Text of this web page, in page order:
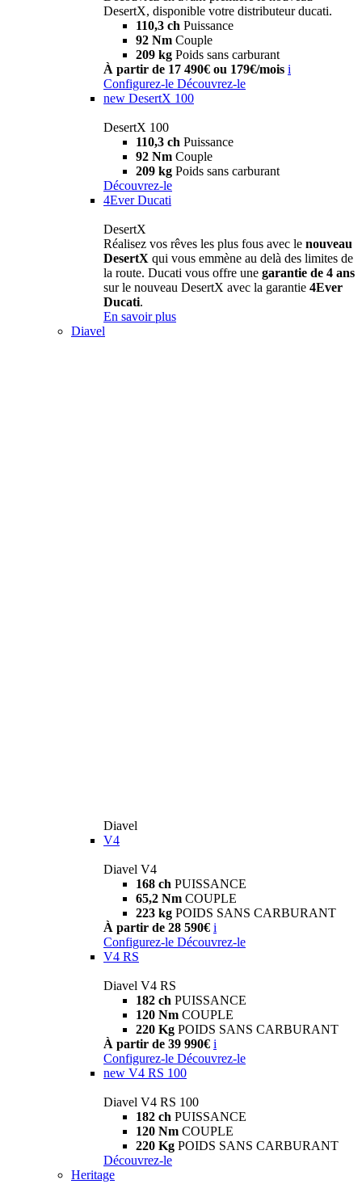
DesertX, disponible votre distributeur ducati.
110,3 ch Puissance
92 Nm Couple
209 kg Poids sans carburant
À partir de 17 490€ ou 179€/mois i
Configurez-le Découvrez-le
new DesertX 100
DesertX 100
110,3 ch Puissance
92 Nm Couple
209 kg Poids sans carburant
Découvrez-le
4Ever Ducati
DesertX
Réalisez vos rêves les plus fous avec le nouveau
DesertX qui vous emmène au delà des limites de
la route. Ducati vous offre une garantie de 4 ans
sur le nouveau DesertX avec la garantie 4Ever
Ducati.
En savoir plus
Diavel
Diavel
V4
Diavel V4
168 ch PUISSANCE
65,2 Nm COUPLE
223 kg POIDS SANS CARBURANT
À partir de 28 590€ i
Configurez-le Découvrez-le
V4 RS
Diavel V4 RS
182 ch PUISSANCE
120 Nm COUPLE
220 Kg POIDS SANS CARBURANT
À partir de 39 990€ i
Configurez-le Découvrez-le
new V4 RS 100
Diavel V4 RS 100
182 ch PUISSANCE
120 Nm COUPLE
220 Kg POIDS SANS CARBURANT
Découvrez-le
Heritage